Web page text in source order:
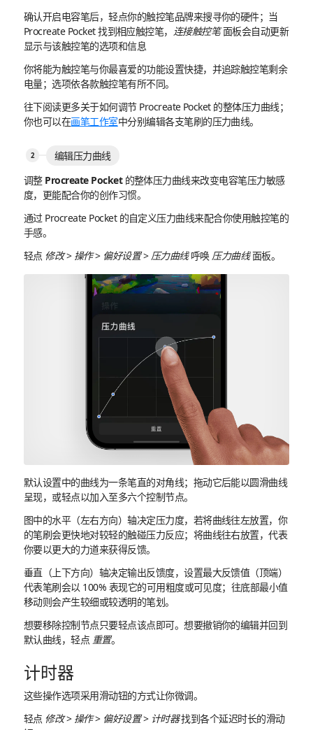
确认开启电容笔后，轻点你的触控笔品牌来搜寻你的硬件；当
Procreate Pocket 找到相应触控笔， 连接触控笔面板会自动更新
显示与该触控笔的选项和信息
你将能为触控笔与你最喜爱的功能设置快捷，并追踪触控笔剩余
电量；选项依各款触控笔有所不同。
往下阅读更多关于如何调节 Procreate Pocket 的整体压力曲线；
你也可以在画笔工作室中分别编辑各支笔刷的压力曲线。
编辑压力曲线
调整 Procreate Pocket 的整体压力曲线来改变电容笔压力敏感
度，更能配合你的创作习惯。
通过 Procreate Pocket 的自定义压力曲线来配合你使用触控笔的
手感。
轻点 修改> 操作> 偏好设置> 压力曲线呼唤 压力曲线面板。
默认设置中的曲线为一条笔直的对角线；拖动它后能以圆滑曲线
呈现，或轻点以加入至多六个控制节点。
图中的水平（左右方向）轴决定压力度，若将曲线往左放置，你
的笔刷会更快地对较轻的触碰压力反应；将曲线往右放置，代表
你要以更大的力道来获得反馈。
垂直（上下方向）轴决定输出反馈度，设置最大反馈值（顶端）
代表笔刷会以 100% 表现它的可用粗度或可见度；往底部最小值
移动则会产生较细或较透明的笔划。
想要移除控制节点只要轻点该点即可。想要撤销你的编辑并回到
默认曲线，轻点 重置。
计时器
这些操作选项采用滑动钮的方式让你微调。
轻点 修改> 操作> 偏好设置> 计时器找到各个延迟时长的滑动